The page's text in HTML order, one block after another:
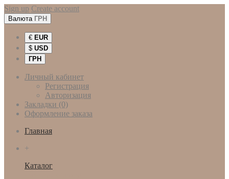
Sign up Create account
Валюта ГРН
€ EUR
$ USD
ГРН
Личный кабинет
Регистрация
Авторизация
Закладки (0)
Оформление заказа
Главная
+
Каталог